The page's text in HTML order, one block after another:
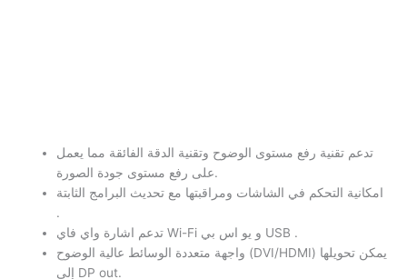
تدعم تقنية رفع مستوى الوضوح وتقنية الدقة الفائقة مما يعمل
على رفع مستوى جودة الصورة.
امكانية التحكم في الشاشات ومراقبتها مع تحديث البرامج الثابتة
.
تدعم اشارة واي فاي Wi-Fi و يو اس بي USB .
واجهة متعددة الوسائط عالية الوضوح (DVI/HDMI) يمكن تحويلها
إلى DP out.